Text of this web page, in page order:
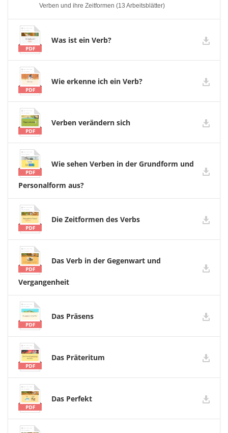
Verben und ihre Zeitformen (13 Arbeitsblätter)
Was ist ein Verb?
Wie erkenne ich ein Verb?
Verben verändern sich
Wie sehen Verben in der Grundform und
Personalform aus?
Die Zeitformen des Verbs
Das Verb in der Gegenwart und
Vergangenheit
Das Präsens
Das Präteritum
Das Perfekt